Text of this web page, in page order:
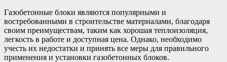
Газобетонные блоки являются популярными и
востребованными в строительстве материалами, благодаря
своим преимуществам, таким как хорошая теплоизоляция,
легкость в работе и доступная цена. Однако, необходимо
учесть их недостатки и принять все меры для правильного
применения и установки газобетонных блоков.